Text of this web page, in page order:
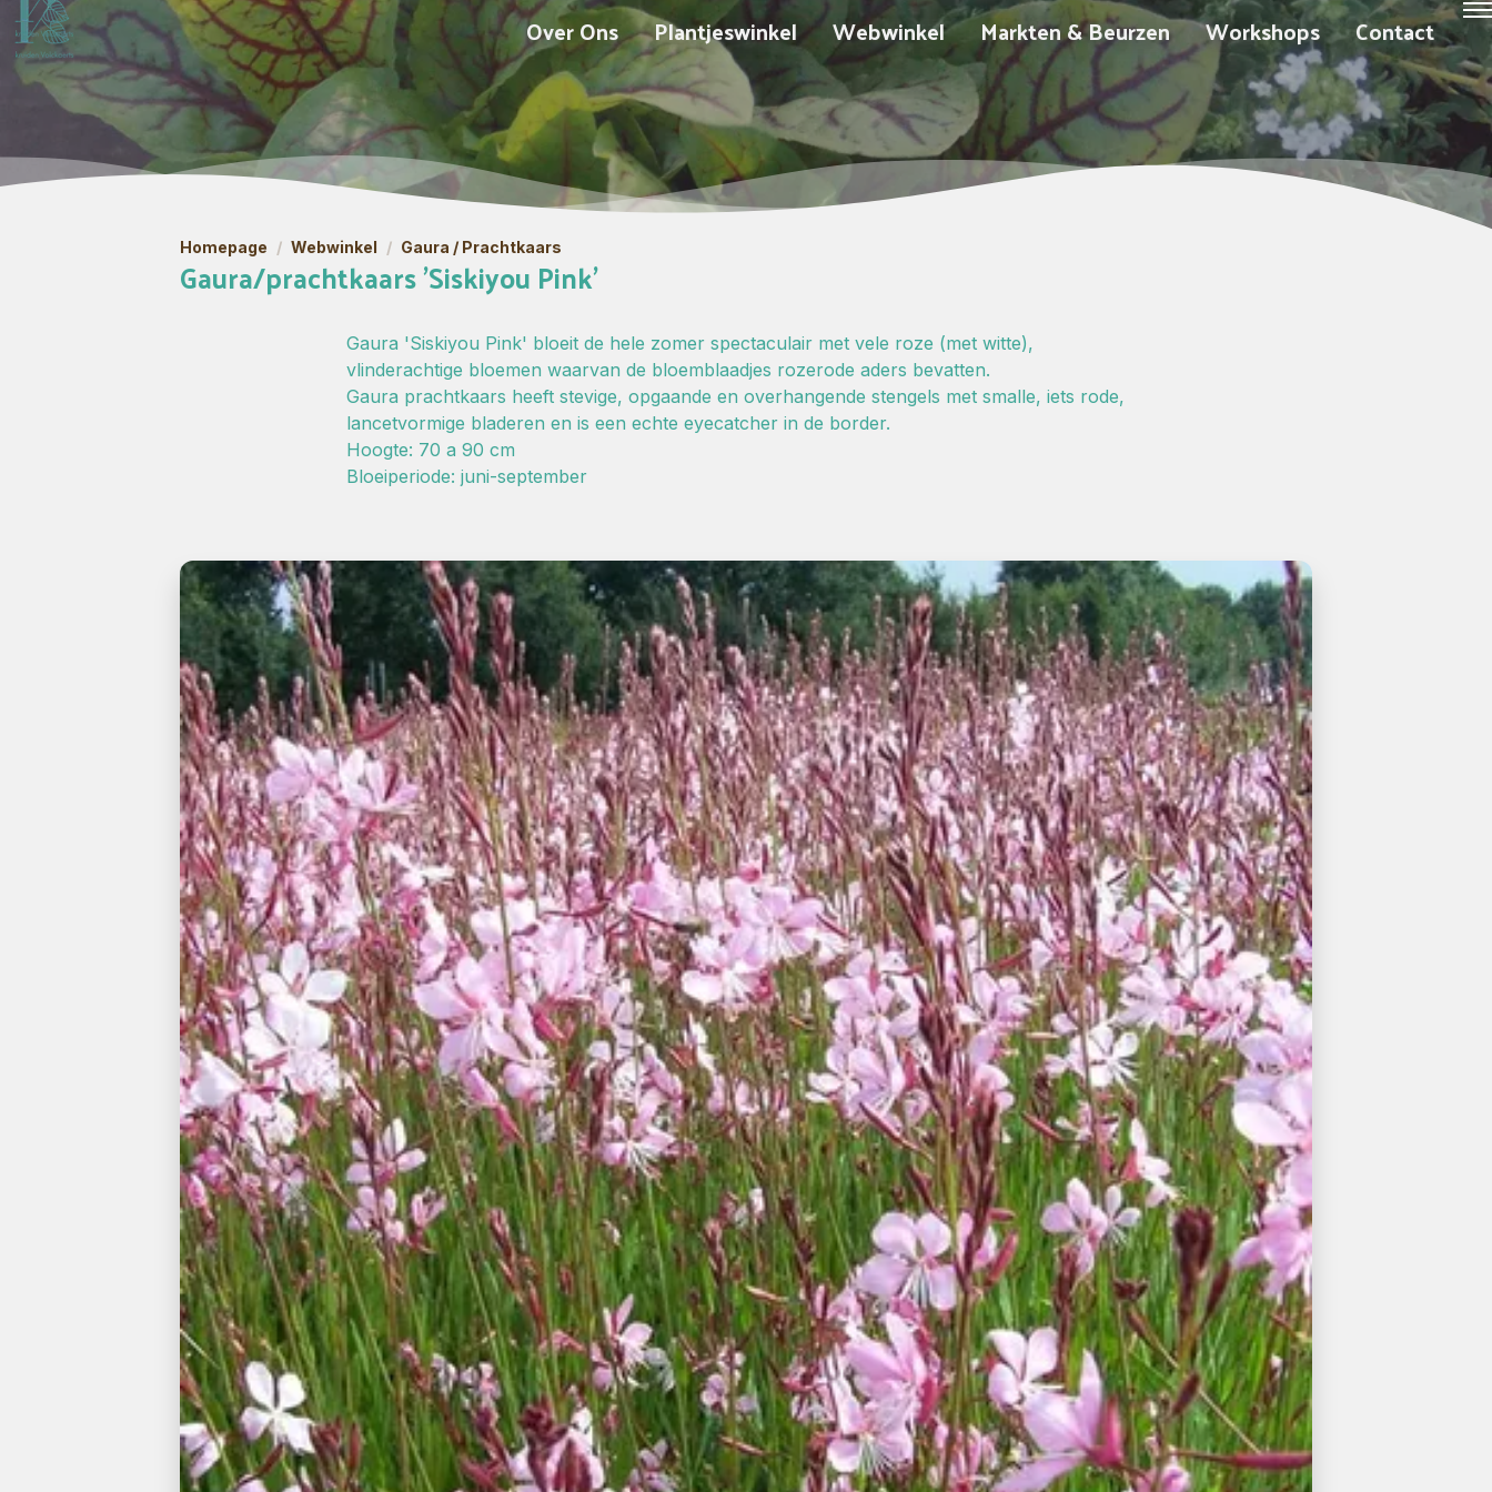
Over Ons Plantjeswinkel Webwinkel Markten & Beurzen Workshops Contact
Homepage / Webwinkel / Gaura / Prachtkaars
Gaura/prachtkaars 'Siskiyou Pink'
Gaura 'Siskiyou Pink' bloeit de hele zomer spectaculair met vele roze (met witte),
vlinderachtige bloemen waarvan de bloemblaadjes rozerode aders bevatten.
Gaura prachtkaars heeft stevige, opgaande en overhangende stengels met smalle, iets rode,
lancetvormige bladeren en is een echte eyecatcher in de border.
Hoogte: 70 a 90 cm
Bloeiperiode: juni-september